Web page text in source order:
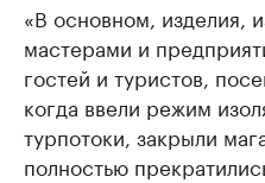
«В основном, изделия,
мастерами и
гостей и туристов,
когда ввели режим
турпотоки, закрыли
полностью